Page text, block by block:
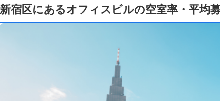
新宿区にあるオフィスビルの空室率・平均